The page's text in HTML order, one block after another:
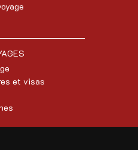
et visas